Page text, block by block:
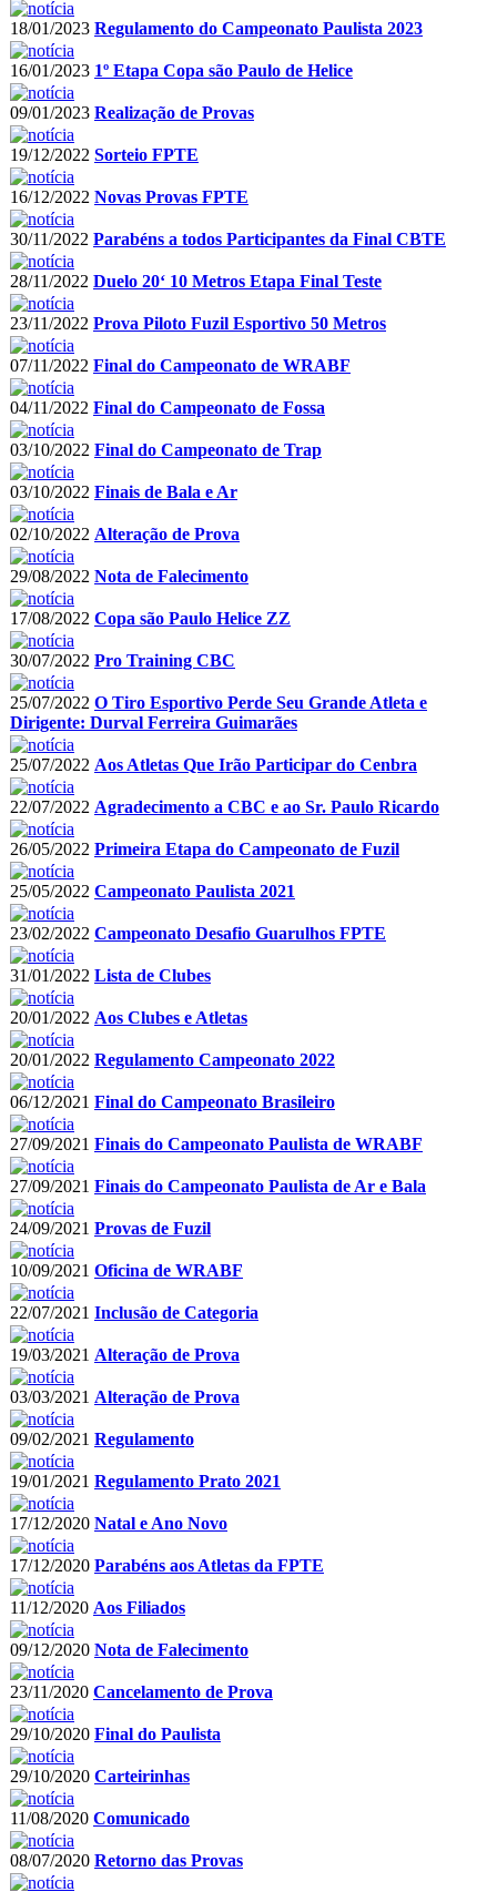
18/01/2023 Regulamento do Campeonato Paulista 2023
16/01/2023 1º Etapa Copa são Paulo de Helice
09/01/2023 Realização de Provas
19/12/2022 Sorteio FPTE
16/12/2022 Novas Provas FPTE
30/11/2022 Parabéns a todos Participantes da Final CBTE
28/11/2022 Duelo 20‘ 10 Metros Etapa Final Teste
23/11/2022 Prova Piloto Fuzil Esportivo 50 Metros
07/11/2022 Final do Campeonato de WRABF
04/11/2022 Final do Campeonato de Fossa
03/10/2022 Final do Campeonato de Trap
03/10/2022 Finais de Bala e Ar
02/10/2022 Alteração de Prova
29/08/2022 Nota de Falecimento
17/08/2022 Copa são Paulo Helice ZZ
30/07/2022 Pro Training CBC
25/07/2022 O Tiro Esportivo Perde Seu Grande Atleta e
Dirigente: Durval Ferreira Guimarães
25/07/2022 Aos Atletas Que Irão Participar do Cenbra
22/07/2022 Agradecimento a CBC e ao Sr. Paulo Ricardo
26/05/2022 Primeira Etapa do Campeonato de Fuzil
25/05/2022 Campeonato Paulista 2021
23/02/2022 Campeonato Desafio Guarulhos FPTE
31/01/2022 Lista de Clubes
20/01/2022 Aos Clubes e Atletas
20/01/2022 Regulamento Campeonato 2022
06/12/2021 Final do Campeonato Brasileiro
27/09/2021 Finais do Campeonato Paulista de WRABF
27/09/2021 Finais do Campeonato Paulista de Ar e Bala
24/09/2021 Provas de Fuzil
10/09/2021 Oficina de WRABF
22/07/2021 Inclusão de Categoria
19/03/2021 Alteração de Prova
03/03/2021 Alteração de Prova
09/02/2021 Regulamento
19/01/2021 Regulamento Prato 2021
17/12/2020 Natal e Ano Novo
17/12/2020 Parabéns aos Atletas da FPTE
11/12/2020 Aos Filiados
09/12/2020 Nota de Falecimento
23/11/2020 Cancelamento de Prova
29/10/2020 Final do Paulista
29/10/2020 Carteirinhas
11/08/2020 Comunicado
08/07/2020 Retorno das Provas